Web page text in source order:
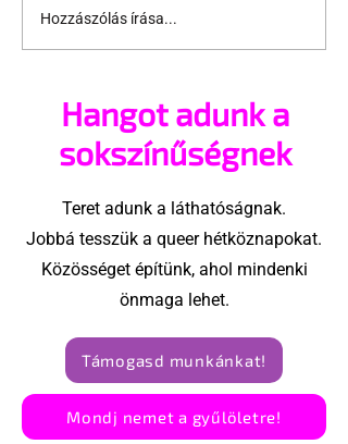
Fico már az azonos
nemű párok
Hozzászólás írása...
Hangot adunk a
sokszínűségnek
Teret adunk a láthatóságnak.
Jobbá tesszük a queer hétköznapokat.
Közösséget építünk, ahol mindenki
önmaga lehet.
Támogasd munkánkat!
Mondj nemet a gyűlöletre!